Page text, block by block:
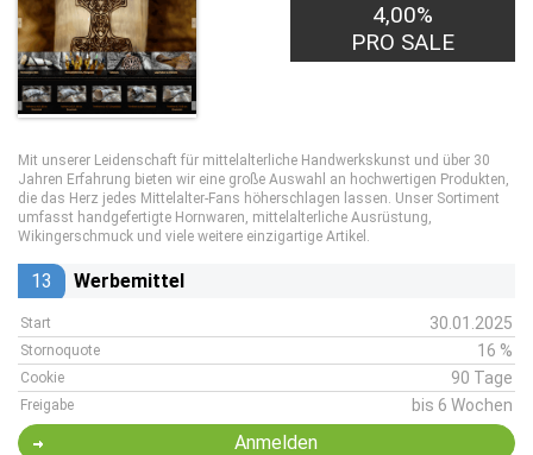
4,00%
PRO SALE
Mit unserer Leidenschaft für mittelalterliche Handwerkskunst und über 30
Jahren Erfahrung bieten wir eine große Auswahl an hochwertigen Produkten,
die das Herz jedes Mittelalter-Fans höherschlagen lassen. Unser Sortiment
umfasst handgefertigte Hornwaren, mittelalterliche Ausrüstung,
Wikingerschmuck und viele weitere einzigartige Artikel.
13 Werbemittel
Start 30.01.2025
Stornoquote 16 %
Cookie 90 Tage
Freigabe bis 6 Wochen
Anmelden